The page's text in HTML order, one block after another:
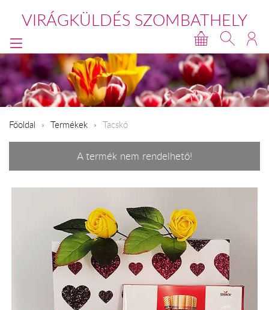
VIRÁGKÜLDÉS SZOMBATHELY
Főoldal Termékek Tacskó
A termék nem rendelhető!